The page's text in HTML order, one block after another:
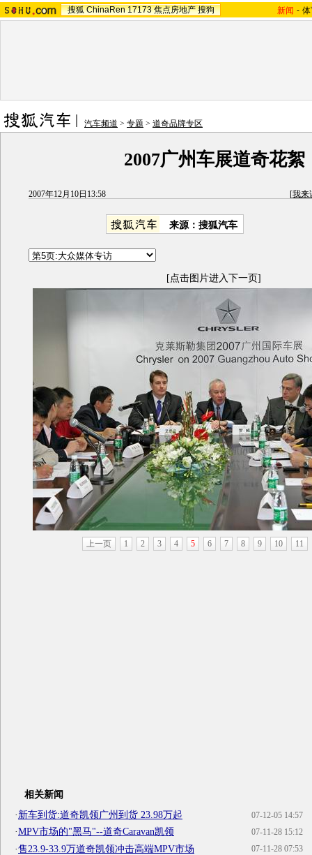
搜狐 ChinaRen 17173 焦点房地产 搜狗 新闻 -
汽车频道 > 专题 > 道奇品牌专区
2007广州车展道奇花絮
2007年12月10日13:58 [我来
来源：搜狐汽车
[点击图片进入下一页]
上一页 1 2 3 4 5 6 7 8 9 10 11
相关新闻
07-12-05 14:57
· 新车到货:道奇凯领广州到货 23.98万起
07-11-28 15:12
·MPV市场的"黑马"--道奇Caravan凯领
07-11-28 07:53
·售23.9-33.9万道奇凯领冲击高端MPV市场